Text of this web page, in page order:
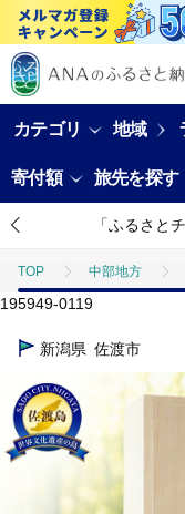
カテゴリ 地域
寄付額 旅先を探す
「ふるさと
TOP 中部地方
TOP 酒
195949-0119
新潟県 佐渡市